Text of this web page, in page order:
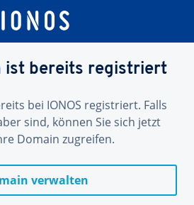
ist bereits registriert
bei IONOS registriert. Falls
sind, können Sie sich jetzt
Domain zugreifen.
verwalten